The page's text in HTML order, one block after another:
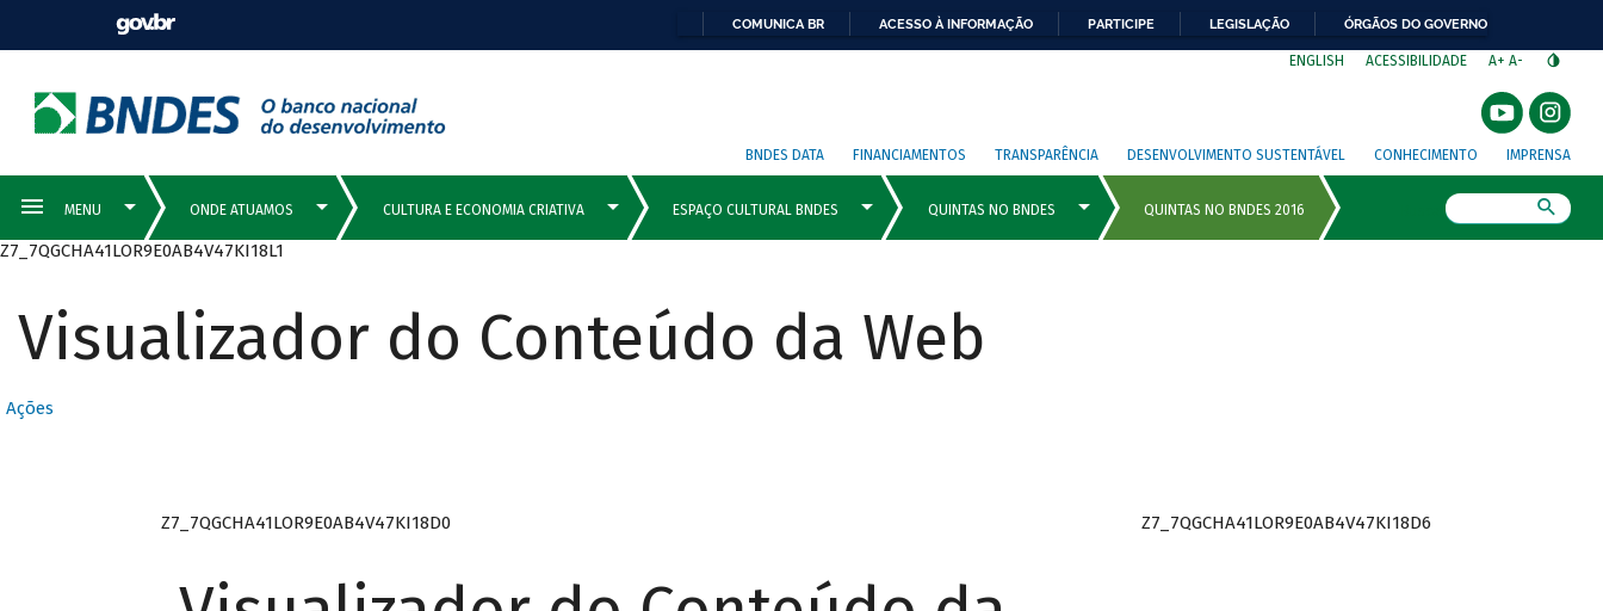
COMUNICA BR ACESSO À INFORMAÇÃO PARTICIPE LEGISLAÇÃO ÓRGÃOS DO GOVERNO
ENGLISH ACESSIBILIDADE A+ A-
BNDES DATA FINANCIAMENTOS TRANSPARÊNCIA DESENVOLVIMENTO SUSTENTÁVEL CONHECIMENTO IMPRENSA
Z7_7QGCHA41LOR9E0AB4V47KI18L1
Visualizador do Conteúdo da Web
Ações
Z7_7QGCHA41LOR9E0AB4V47KI18D0 Z7_7QGCHA41LOR9E0AB4V47KI18D6